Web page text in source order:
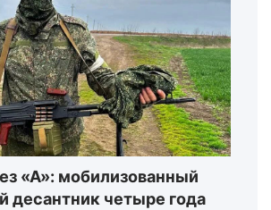
«А»: мобилизованный
десантник четыре года